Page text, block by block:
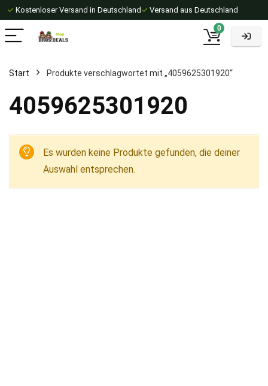
✓ Kostenloser Versand in Deutschland ✓ Versand aus Deutschland
0
Start Produkte verschlagwortet mit „4059625301920“
4059625301920
Es wurden keine Produkte gefunden, die deiner
Auswahl entsprechen.